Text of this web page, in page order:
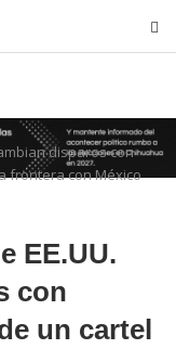
disparos con
frontera con México
EE.UU.
con
un cartel